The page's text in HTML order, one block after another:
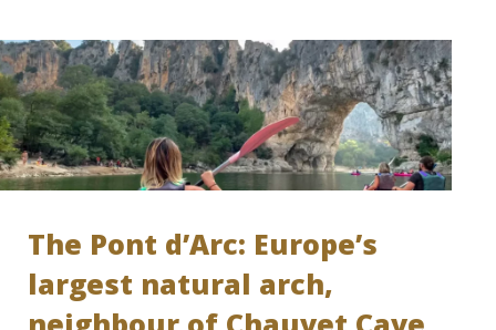
The Pont d’Arc: Europe’s
largest natural arch,